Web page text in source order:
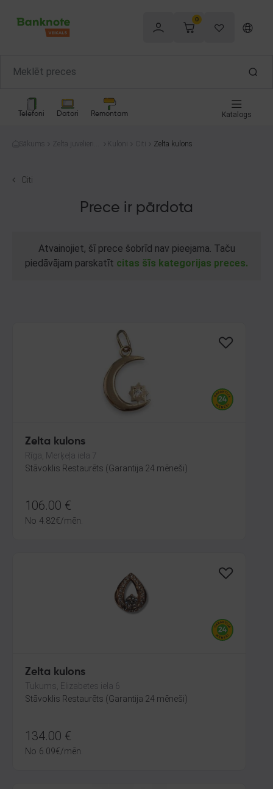
0
Telefoni Datori Remontam Katalogs
Sākums
Zelta juvelierizs
Kuloni Zelta kulons
Citi
Prece ir pārdota
Atvainojiet, šī prece šobrīd nav pieejama. Taču
piedāvājam parskatīt citas šīs kategorijas preces.
Zelta kulons
Rīga, Merķeļa iela 7
Stāvoklis Restaurēts (Garantija 24 mēneši)
106.00 €
No 4.82€/mēn.
Zelta kulons
Tukums, Elizabetes iela 6
Stāvoklis Restaurēts (Garantija 24 mēneši)
134.00 €
No 6.09€/mēn.